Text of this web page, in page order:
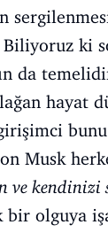
ki
da
hayat
Musk
ve kendinizi
bir olguya